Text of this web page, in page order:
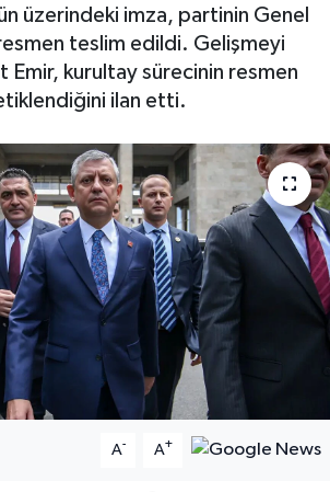
üzerindeki imza, partinin Genel
teslim edildi. Gelişmeyi
Emir, kurultay sürecinin resmen
ilan etti.
A- A+